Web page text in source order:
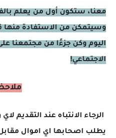
معنا، ستكون أول من يعلم
وسيتمكن من الاستفادة منها
اليوم وكن جزءًا من مجتمعنا
الاجتماعي!
الرجاء الانتباه عند التقديم
يطلب اصحابها اي اموال